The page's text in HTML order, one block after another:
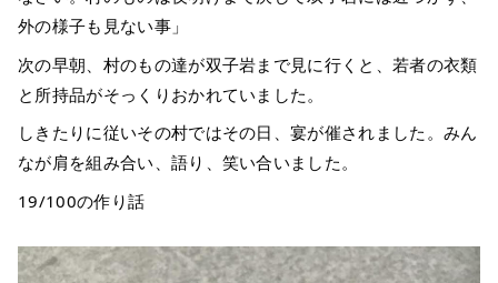
外の様子も見ない事」
次の早朝、村のもの達が双子岩まで見に行くと、若者の衣類
と所持品がそっくりおかれていました。
しきたりに従いその村ではその日、宴が催されました。みん
なが肩を組み合い、語り、笑い合いました。
19/100の作り話